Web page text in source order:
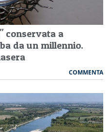
conservata a
da un millennio.
COMMENTA